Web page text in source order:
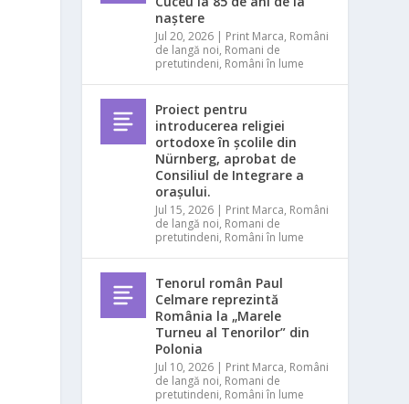
naștere
Jul 20, 2026 | Print Marca, Români
de langă noi, Romani de
pretutindeni, Români în lume
Proiect pentru
introducerea religiei
ortodoxe în școlile din
Nürnberg, aprobat de
Consiliul de Integrare a
orașului.
Jul 15, 2026 | Print Marca, Români
de langă noi, Romani de
pretutindeni, Români în lume
Tenorul român Paul
Celmare reprezintă
România la „Marele
Turneu al Tenorilor” din
Polonia
Jul 10, 2026 | Print Marca, Români
de langă noi, Romani de
pretutindeni, Români în lume